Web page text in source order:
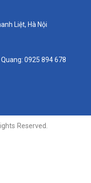
Liệt, Hà Nội
0925 894 678
Reserved.